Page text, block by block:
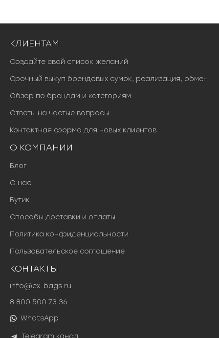
КЛИЕНТАМ
Создайте свой список желаний
Срочный выкуп брендовых сумок, реализация, обмен
Обзор по брендам и категориям
Ответы на частые вопросы
Контактная форма для новых клиентов
О КОМПАНИИ
Блог
О нас
Бутик
Способы доставки и оплаты
Политика конфиденциальности
Пользовательское соглашение
КОНТАКТЫ
info@ex-bags.ru
8 800 500 73 36
WhatsApp
Telegram канал